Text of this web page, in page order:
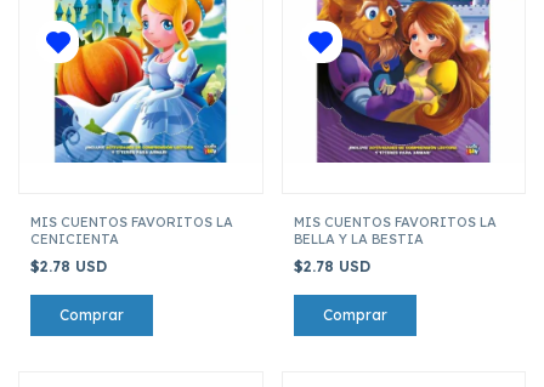
MIS CUENTOS FAVORITOS LA
CENICIENTA
$2.78 USD
MIS CUENTOS FAVORITOS LA
BELLA Y LA BESTIA
$2.78 USD